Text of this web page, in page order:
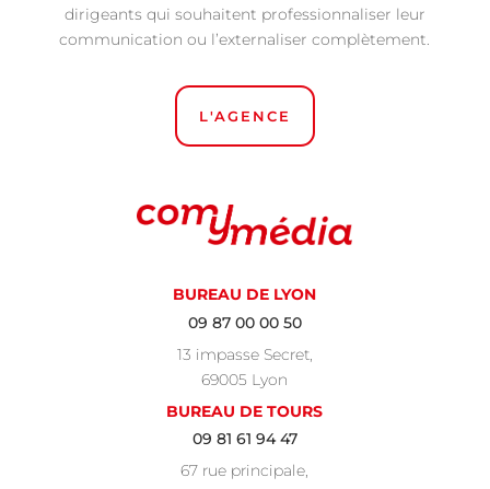
dirigeants qui souhaitent professionnaliser leur
communication ou l’externaliser complètement.
L'AGENCE
BUREAU DE LYON
09 87 00 00 50
13 impasse Secret,
69005 Lyon
BUREAU DE TOURS
09 81 61 94 47
67 rue principale,